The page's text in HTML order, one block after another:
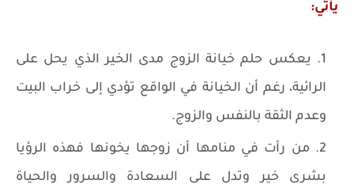
يأتي:
يعكس حلم خيانة الزوج مدى الخير الذي يحل على
الرائية، رغم أن الخيانة في الواقع تؤدي إلى خراب البيت
وعدم الثقة بالنفس والزوج.
من رأت في منامها أن زوجها يخونها فهذه الرؤيا
بشرى خير وتدل على السعادة والسرور والحياة